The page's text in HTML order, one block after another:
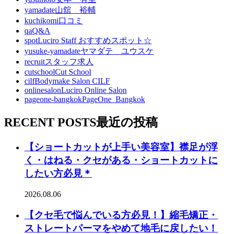
yamadate山舘 裕輔
kuchikomi口コミ
qaQ&A
spotLuciro Staff おすすめスポット☆
yusuke-yamadateヤマダテ ユウスケ
recruitスタッフ求人
cutschoolCut School
cilfBodymake Salon CILF
onlinesalonLuciro Online Salon
pageone-bangkokPageOne_Bangkok
RECENT POSTS最近の投稿
【ショートカットが上手い美容室】襟足が浮
く・はねる・クセがある・ショートカットに
したい方必見＊
2026.08.06
【クセ毛で悩んでいる方必見！】縮毛矯正・
ストレートパーマをやめて地毛に戻したい！